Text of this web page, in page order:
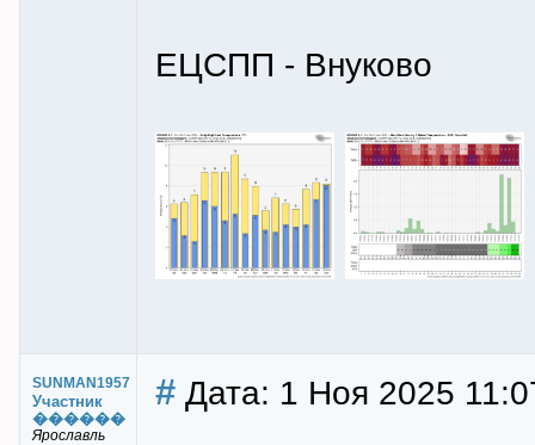
ЕЦСПП - Внуково
SUNMAN1957
Участник
������
Ярославль
# Дата: 1 Ноя 2025